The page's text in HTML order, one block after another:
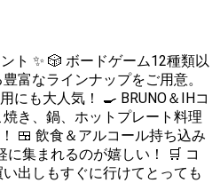
12種類以
富なラインナップをご用意。
！ 🍳 BRUNO＆IHコ
き、鍋、ホットプレート料理
まれるのが嬉しい！ 🛒 コ
出しもすぐに行けてとっても